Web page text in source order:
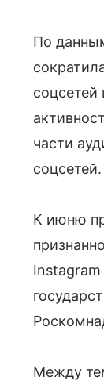
По
части
соцсетей.
К июню
Между